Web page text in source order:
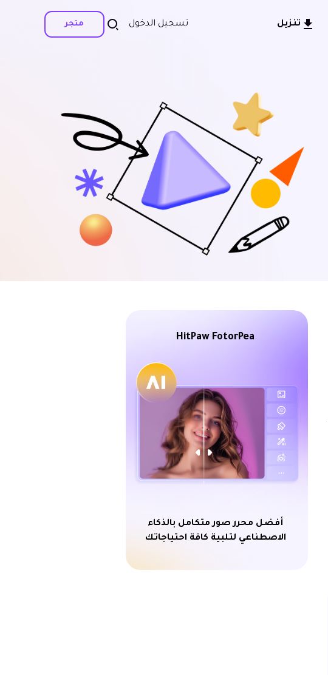
تسجيل الدخول متجر تنزيل
HitPaw FotorPea
أفضل محرر صور متكامل بالذكاء
الاصطناعي لتلبية كافة احتياجاتك